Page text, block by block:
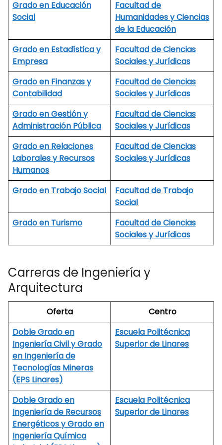
Grado en Educación
Social
Facultad de
Humanidades y Ciencias
de la Educación
Grado en Estadística y
Empresa
Facultad de Ciencias
Sociales y Jurídicas
Grado en Finanzas y
Contabilidad
Facultad de Ciencias
Sociales y Jurídicas
Grado en Gestión y
Administración Pública
Facultad de Ciencias
Sociales y Jurídicas
Grado en Relaciones
Laborales y Recursos
Humanos
Facultad de Ciencias
Sociales y Jurídicas
Grado en Trabajo Social
Facultad de Trabajo
Social
Grado en Turismo
Facultad de Ciencias
Sociales y Jurídicas
Carreras de Ingeniería y
Arquitectura
Oferta
Centro
Doble Grado en
Ingeniería Civil y Grado
en Ingeniería de
Tecnologías Mineras
(EPS Linares)
Escuela Politécnica
Superior de Linares
Doble Grado en
Ingeniería de Recursos
Energéticos y Grado en
Ingeniería Química
Escuela Politécnica
Superior de Linares